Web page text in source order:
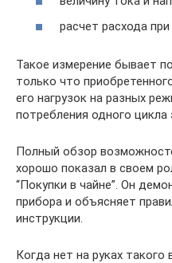
расчет расхода
Такое измерение бывает
только что
его нагрузок на разных
потребления одного цикла
Полный обзор
хорошо показал в своем
“Покупки в чайне”. Он
прибора и объясняет
инструкции.
Когда нет на руках